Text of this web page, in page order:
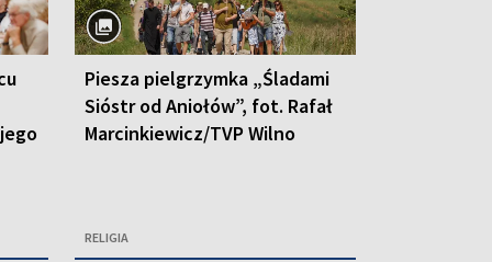
Piesza pielgrzymka „Śladami
Sióstr od Aniołów”, fot. Rafał
Marcinkiewicz/TVP Wilno
RELIGIA